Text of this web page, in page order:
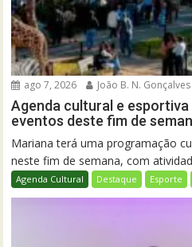
ago 7, 2026 João B. N. Gonçalves
Agenda cultural e
eventos deste fim de
Mariana terá uma programação
neste fim de semana, com
Agenda Cultural Destaque Esporte